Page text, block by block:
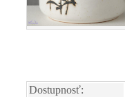
Dostupnosť: